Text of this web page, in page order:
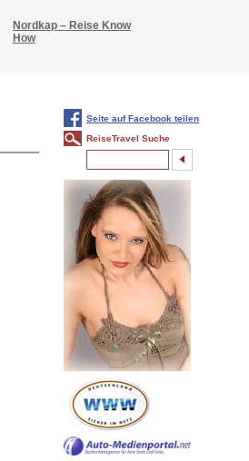
Nordkap – Reise Know
How
Seite auf Facebook teilen
ReiseTravel Suche